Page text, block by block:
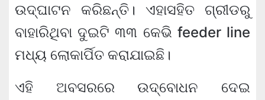
ଉଦ୍‌ଘାଟନ କରିଛନ୍ତି। ଏହାସହିତ ଗ୍ରୀଡରୁ
ବାହାରିଥିବା ଦୁଇଟି ୩୩ କେଭି feeder line
ମଧ୍ୟ ଲୋକାର୍ପିତ କରାଯାଇଛି।
ଏହି ଅବସରରେ ଉଦ୍‌ବୋଧନ ଦେଇ